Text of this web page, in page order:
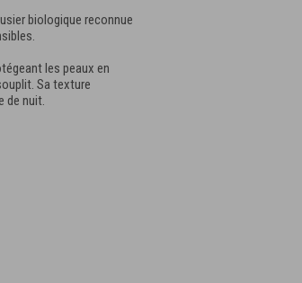
biologique reconnue
les peaux en
Sa texture
de nuit.